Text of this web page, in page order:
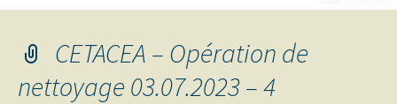
principal
CETACEA – Opération de
nettoyage 03.07.2023 – 4